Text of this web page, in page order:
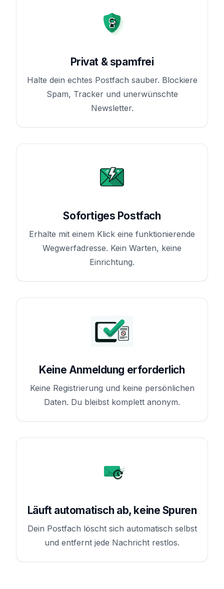
Privat & spamfrei
Halte dein echtes Postfach sauber. Blockiere
Spam, Tracker und unerwünschte
Newsletter.
Sofortiges Postfach
Erhalte mit einem Klick eine funktionierende
Wegwerfadresse. Kein Warten, keine
Einrichtung.
Keine Anmeldung erforderlich
Keine Registrierung und keine persönlichen
Daten. Du bleibst komplett anonym.
Läuft automatisch ab, keine Spuren
Dein Postfach löscht sich automatisch selbst
und entfernt jede Nachricht restlos.